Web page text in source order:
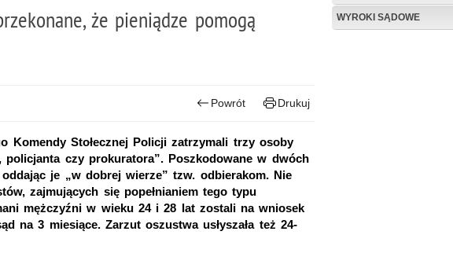
że pieniądze pomogą
Powrót Drukuj
Komendy Stołecznej Policji zatrzymali trzy osoby
czy prokuratora”. Poszkodowane w dwóch
je „w dobrej wierze” tzw. odbierakom. Nie
zajmujących się popełnianiem tego typu
mężczyźni w wieku 24 i 28 lat zostali na wniosek
na 3 miesiące. Zarzut oszustwa usłyszała też 24-
WYROKI SĄDOWE